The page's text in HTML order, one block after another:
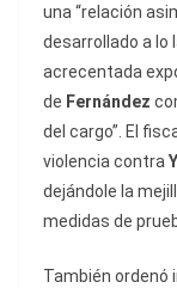
una “relación
desarrollado a lo
acrecentada
de Fernández
del cargo”. El
violencia contra
dejándole la
medidas de
También ordenó